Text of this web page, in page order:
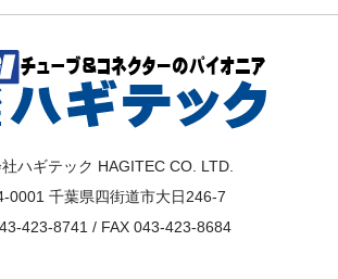
ハギテック HAGITEC CO. LTD.
0001 千葉県四街道市大日246-7
423-8741 / FAX 043-423-8684